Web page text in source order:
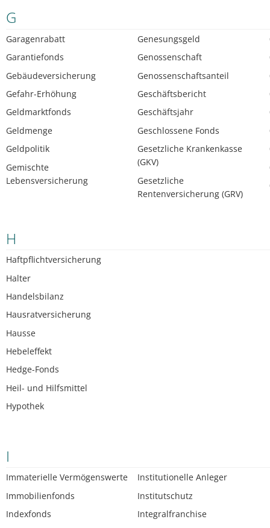
G
Garagenrabatt
Garantiefonds
Gebäudeversicherung
Gefahr-Erhöhung
Geldmarktfonds
Geldmenge
Geldpolitik
Gemischte
Lebensversicherung
Genesungsgeld
Genossenschaft
Genossenschaftsanteil
Geschäftsbericht
Geschäftsjahr
Geschlossene Fonds
Gesetzliche Krankenkasse
(GKV)
Gesetzliche
Rentenversicherung (GRV)
H
Haftpflichtversicherung
Halter
Handelsbilanz
Hausratversicherung
Hausse
Hebeleffekt
Hedge-Fonds
Heil- und Hilfsmittel
Hypothek
I
Immaterielle Vermögenswerte
Immobilienfonds
Indexfonds
Institutionelle Anleger
Institutschutz
Integralfranchise